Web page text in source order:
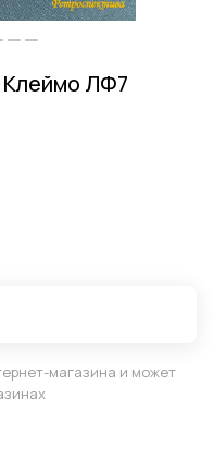
Клеймо ЛФ7
магазина и может